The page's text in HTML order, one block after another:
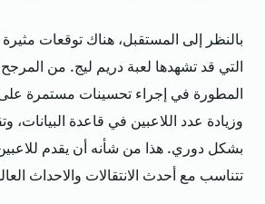
بالنظر إلى المستقبل، هناك توقعات
التي قد تشهدها لعبة دريم ليج. من
المطورة في إجراء تحسينات مستمرة
وزيادة عدد اللاعبين في قاعدة البيانات،
بشكل دوري. هذا من شأنه أن يقدم
تتناسب مع أحدث الانتقالات والاحداث